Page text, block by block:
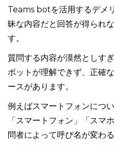
Teams botを活用するデメ
昧な内容だと回答が得られ
す。
質問する内容が漠然としす
ボットが理解できず、正確
ースがあります。
例えばスマートフォンにつ
「スマートフォン」「スマ
問者によって呼び名が変わ